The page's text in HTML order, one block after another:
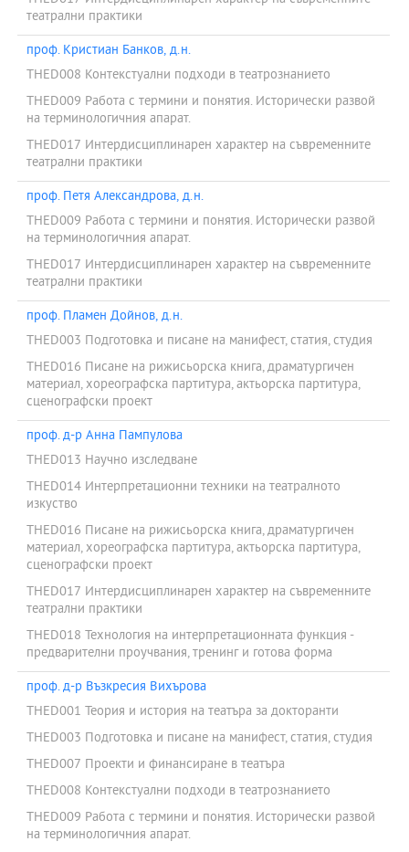
театрални практики
проф. Кристиан Банков, д.н.
THED008 Контекстуални подходи в театрознанието
THED009 Работа с термини и понятия. Исторически развой
на терминологичния апарат.
THED017 Интердисциплинарен характер на съвременните
театрални практики
проф. Петя Александрова, д.н.
THED009 Работа с термини и понятия. Исторически развой
на терминологичния апарат.
THED017 Интердисциплинарен характер на съвременните
театрални практики
проф. Пламен Дойнов, д.н.
THED003 Подготовка и писане на манифест, статия, студия
THED016 Писане на рижисьорска книга, драматургичен
материал, хореографска партитура, актьорска партитура,
сценографски проект
проф. д-р Анна Пампулова
THED013 Научно изследване
THED014 Интерпретационни техники на театралното
изкуство
THED016 Писане на рижисьорска книга, драматургичен
материал, хореографска партитура, актьорска партитура,
сценографски проект
THED017 Интердисциплинарен характер на съвременните
театрални практики
THED018 Технология на интерпретационната функция -
предварителни проучвания, тренинг и готова форма
проф. д-р Възкресия Вихърова
THED001 Теория и история на театъра за докторанти
THED003 Подготовка и писане на манифест, статия, студия
THED007 Проекти и финансиране в театъра
THED008 Контекстуални подходи в театрознанието
THED009 Работа с термини и понятия. Исторически развой
на терминологичния апарат.